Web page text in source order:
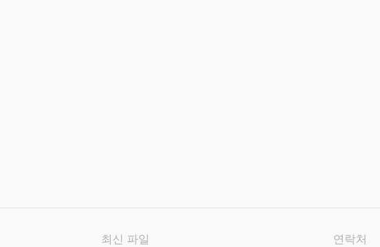
최신 파일
연락처